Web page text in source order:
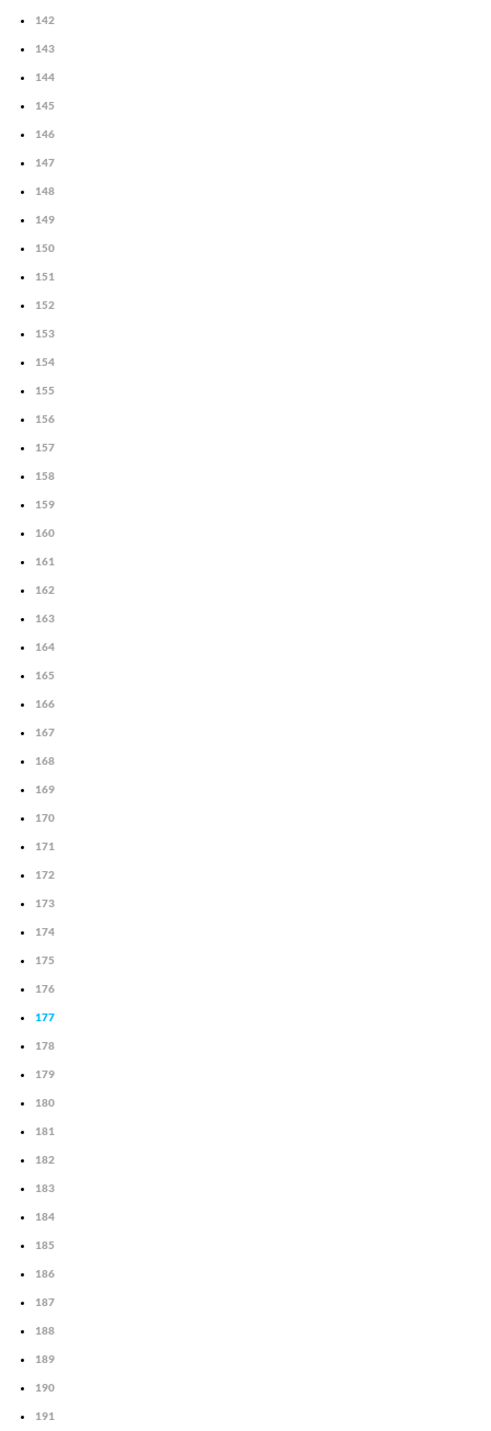
142
143
144
145
146
147
148
149
150
151
152
153
154
155
156
157
158
159
160
161
162
163
164
165
166
167
168
169
170
171
172
173
174
175
176
177
178
179
180
181
182
183
184
185
186
187
188
189
190
191